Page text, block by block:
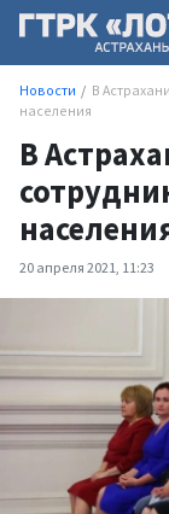
Новости
В
населения
В
20 апреля 2021, 11:23